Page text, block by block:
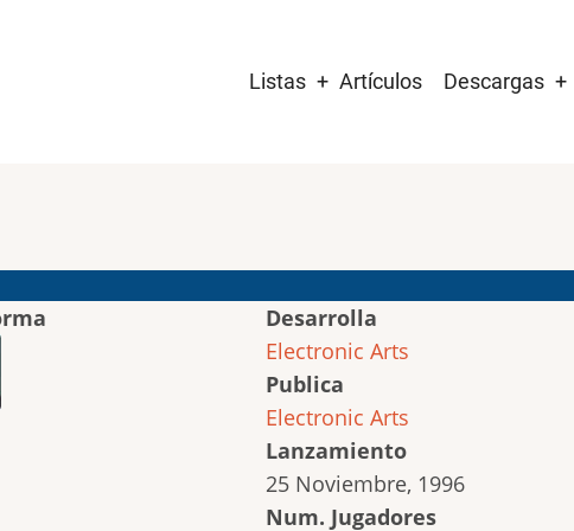
navigation
Listas Artículos Descargas
Desarrolla
Electronic Arts
Publica
Electronic Arts
Lanzamiento
25 Noviembre, 1996
Num. Jugadores